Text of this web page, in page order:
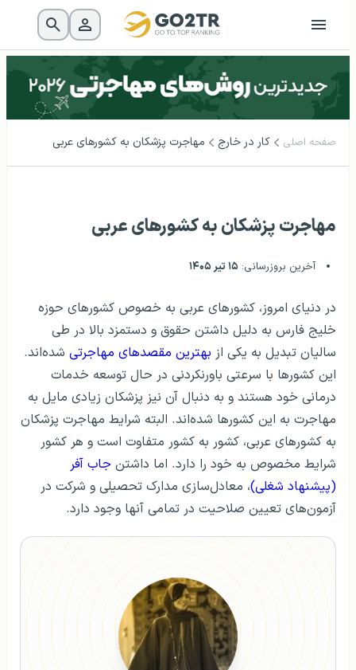
صفحه اصلی کار در خارج مهاجرت پزشکان به کشورهای عربی
مهاجرت پزشکان به کشورهای عربی
آخرین بروزرسانی: ۱۵ تیر ۱۴۰۵
در دنیای امروز، کشورهای عربی به خصوص کشورهای حوزه
خلیج فارس به دلیل داشتن حقوق و دستمزد بالا در طی
سالیان تبدیل به یکی از بهترین مقصدهای مهاجرتی شده‌اند.
این کشورها با سرعتی باورنکردنی در حال توسعه خدمات
درمانی خود هستند و به دنبال آن نیز پزشکان زیادی مایل به
مهاجرت به این کشورها شده‌اند. البته شرایط مهاجرت پزشکان
به کشورهای عربی، کشور به کشور متفاوت است و هر کشور
شرایط مخصوص به خود را دارد. اما داشتن جاب آفر
(پیشنهاد شغلی)، معادل‌سازی مدارک تحصیلی و شرکت در
آزمون‌های تعیین صلاحیت در تمامی آنها وجود دارد.